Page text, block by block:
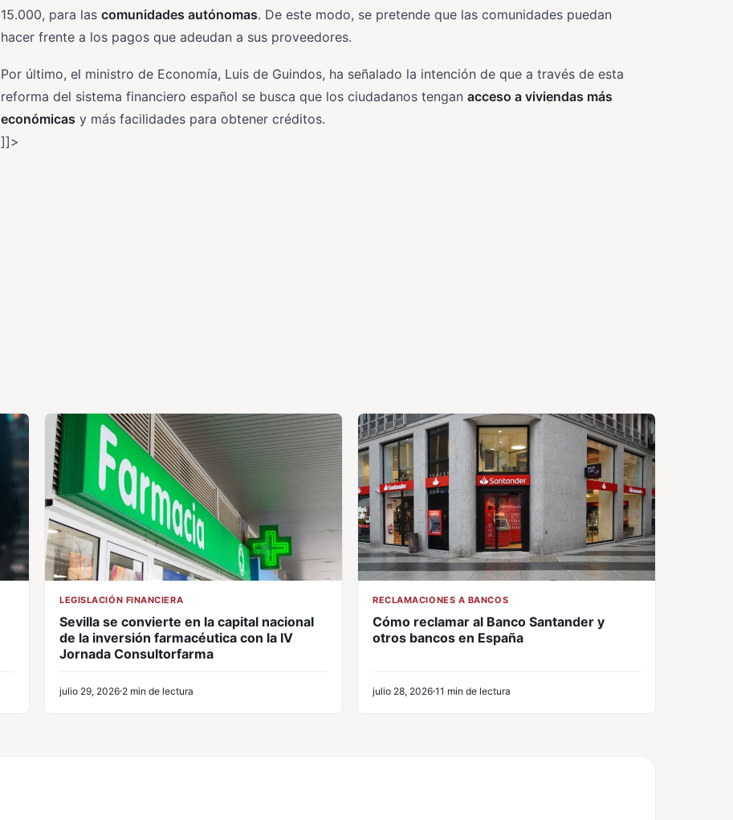
15.000, para las comunidades autónomas. De este modo, se pretende que las comunidades puedan
hacer frente a los pagos que adeudan a sus proveedores.
Por último, el ministro de Economía, Luis de Guindos, ha señalado la intención de que a través de esta
reforma del sistema financiero español se busca que los ciudadanos tengan acceso a viviendas más
económicas y más facilidades para obtener créditos.
]]>
LEGISLACIÓN FINANCIERA
Sevilla se convierte en la capital nacional
de la inversión farmacéutica con la IV
Jornada Consultorfarma
julio 29, 2026 2 min de lectura
RECLAMACIONES A BANCOS
Cómo reclamar al Banco Santander y
otros bancos en España
julio 28, 2026 11 min de lectura